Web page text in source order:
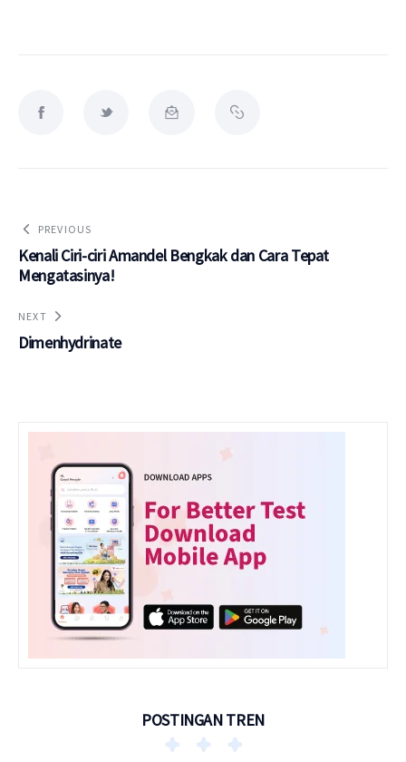
PREVIOUS
Kenali Ciri-ciri Amandel Bengkak dan Cara Tepat
Mengatasinya!
NEXT
Dimenhydrinate
POSTINGAN TREN